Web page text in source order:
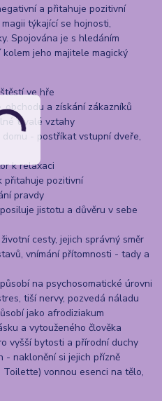
a přitahuje pozitivní
týkající se hojnosti,
Spojována je s hledáním
jeho majitele magický
ve hře
obchodu a získání zákazníků
trvalé vztahy
- postříkat vstupní dveře,
k relaxaci
přitahuje pozitivní
pravdy
jistotu a důvěru v sebe
cesty, jejich správný směr
vnímání přítomnosti - tady a
na psychosomatické úrovni
tiší nervy, pozvedá náladu
jako afrodiziakum
a vytouženého člověka
vyšší bytosti a přírodní duchy
- naklonění si jejich přízně
vonnou esenci na tělo,